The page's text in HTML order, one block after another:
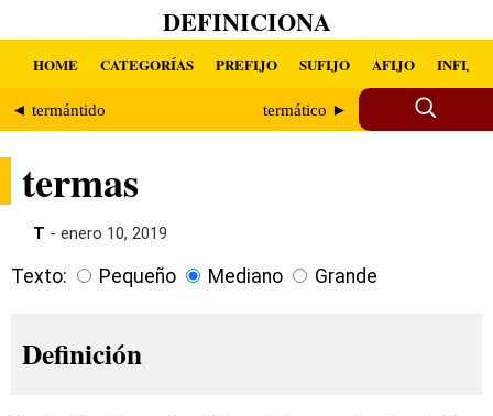
DEFINICIONA
HOME CATEGORÍAS PREFIJO SUFIJO AFIJO INFIJO
◄ termántido termático ►
termas
T - enero 10, 2019
Texto: Pequeño Mediano Grande
Definición